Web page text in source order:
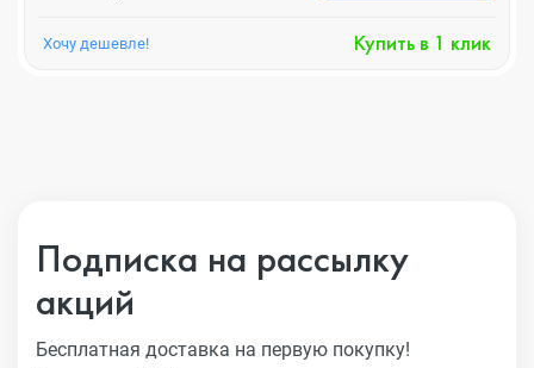
Хочу дешевле! Купить в 1 клик
Подписка на рассылку
акций
Бесплатная доставка на первую покупку!